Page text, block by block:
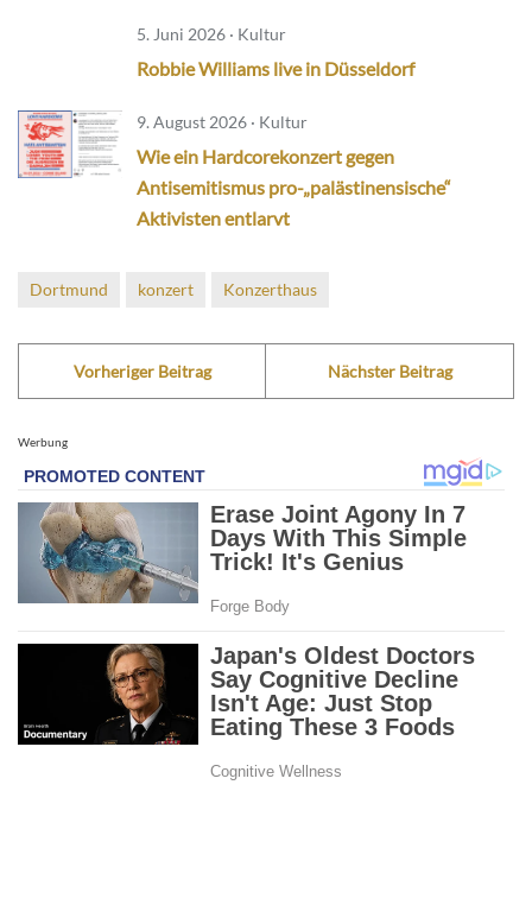
5. Juni 2026 · Kultur
Robbie Williams live in Düsseldorf
9. August 2026 · Kultur
Wie ein Hardcorekonzert gegen
Antisemitismus pro-„palästinensische“
Aktivisten entlarvt
Dortmund konzert Konzerthaus
Vorheriger Beitrag Nächster Beitrag
Werbung